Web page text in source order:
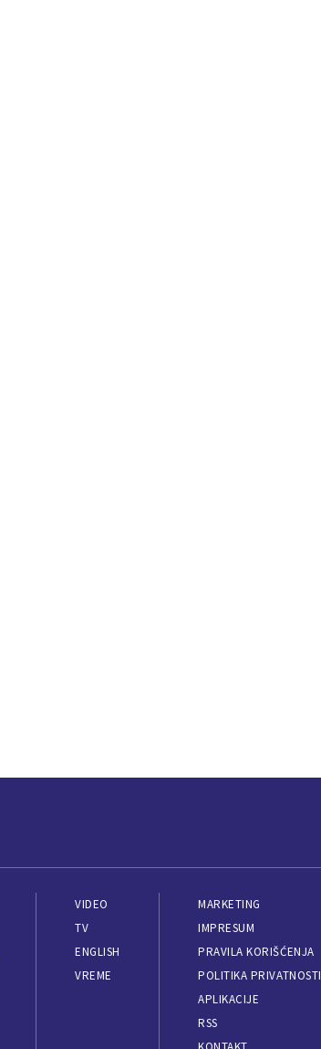
VIDEO
TV
ENGLISH
VREME
MARKETING
IMPRESUM
PRAVILA KORIŠĆENJA
POLITIKA PRIVATNOSTI
APLIKACIJE
RSS